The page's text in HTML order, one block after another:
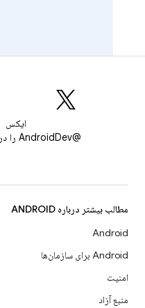
ایکس
@AndroidDev را در X دنبال کنید
مطالب بیشتر درباره ANDROID
Android
Android برای سازمان‌ها
امنیت
منبع آزاد